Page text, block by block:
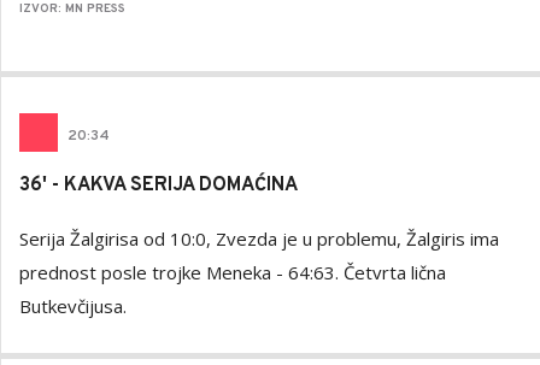
IZVOR: MN PRESS
20:34
36' - KAKVA SERIJA DOMAĆINA
Serija Žalgirisa od 10:0, Zvezda je u problemu, Žalgiris ima
prednost posle trojke Meneka - 64:63. Četvrta lična
Butkevčijusa.